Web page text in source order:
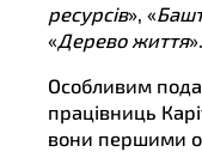
ресурсів», «
«Дерево життя».
Особливим
працівниць
вони першими